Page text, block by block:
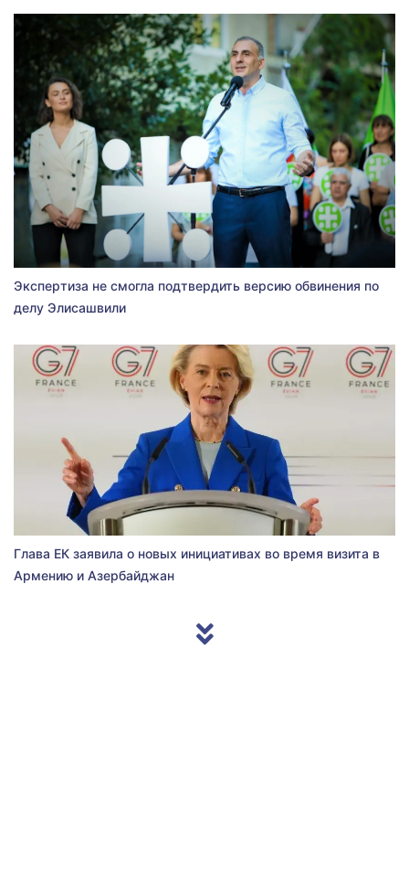
Экспертиза не смогла подтвердить версию обвинения по
делу Элисашвили
Глава ЕК заявила о новых инициативах во время визита в
Армению и Азербайджан